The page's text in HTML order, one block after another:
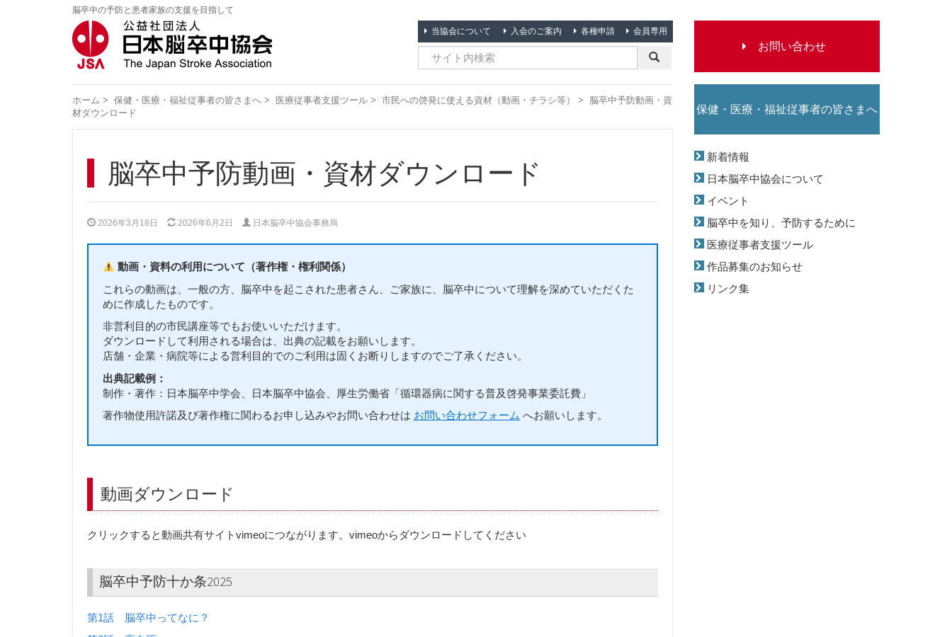
脳卒中の予防と患者家族の支援を目指して
当協会について 入会のご案内 各種申請 会員専用
ホーム > 保健・医療・福祉従事者の皆さまへ > 医療従事者支援ツール > 市民への啓発に使える資材（動画・チラシ等） >
脳卒中予防動画・資
材ダウンロード
脳卒中予防動画・資材ダウンロード
2026年3月18日 2026年6月2日 日本脳卒中協会事務局
動画・資料の利用について（著作権・権利関係）
これらの動画は、一般の方、脳卒中を起こされた患者さん、ご家族に、脳卒中について理解を深めていただくた
めに作成したものです。
非営利目的の市民講座等でもお使いいただけます。
ダウンロードして利用される場合は、出典の記載をお願いします。
店舗・企業・病院等による営利目的でのご利用は固くお断りしますのでご了承ください。
出典記載例：
制作・著作：日本脳卒中学会、日本脳卒中協会、厚生労働省「循環器病に関する普及啓発事業委託費」
著作物使用許諾及び著作権に関わるお申し込みやお問い合わせは お問い合わせフォーム へお願いします。
動画ダウンロード
クリックすると動画共有サイトvimeoにつながります。vimeoからダウンロードしてください
脳卒中予防十か条2025
第1話 脳卒中ってなに？
保健・医療・福祉従事者の皆さまへ
新着情報
日本脳卒中協会について
イベント
脳卒中を知り、予防するために
医療従事者支援ツール
作品募集のお知らせ
リンク集